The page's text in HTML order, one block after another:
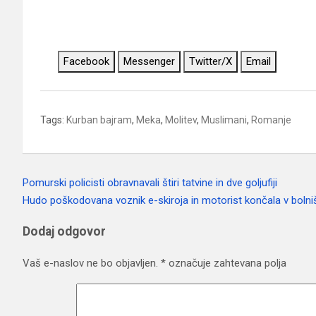
Facebook Messenger Twitter/X Email
Tags: Kurban bajram, Meka, Molitev, Muslimani, Romanje
Navigacija
Pomurski policisti obravnavali štiri tatvine in dve goljufiji
Hudo poškodovana voznik e-skiroja in motorist končala v
Dodaj odgovor
Vaš e-naslov ne bo objavljen. * označuje zahtevana polja